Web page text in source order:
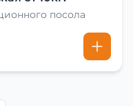
посола